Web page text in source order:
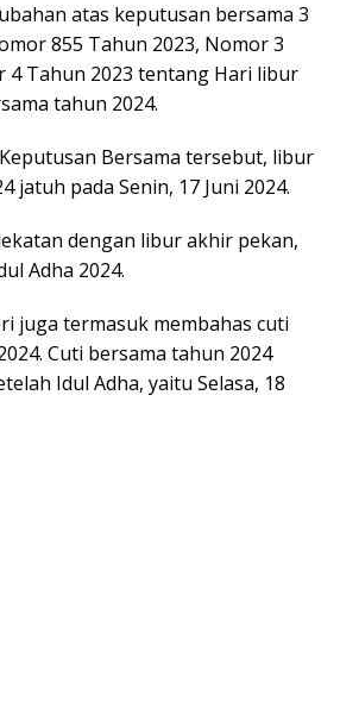
atas keputusan bersama 3
855 Tahun 2023, Nomor 3
4 Tahun 2023 tentang Hari libur
tahun 2024.
Bersama tersebut, libur
jatuh pada Senin, 17 Juni 2024.
dengan libur akhir pekan,
Adha 2024.
juga termasuk membahas cuti
Cuti bersama tahun 2024
Idul Adha, yaitu Selasa, 18